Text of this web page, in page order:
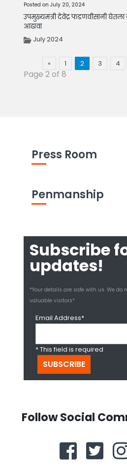
Press Room
Penmanship
Subscribe
updates!
*Your details are safe with us. We do
valuable visitors*
Email Address*
* This field is required
Follow Social
Posted on July 20, 2024
उपमुख्यमंत्री देवेंद्र फडणवीसांनी घेतला
आढावा
July 2024
« 1 2 3 4
Page 2 of 8